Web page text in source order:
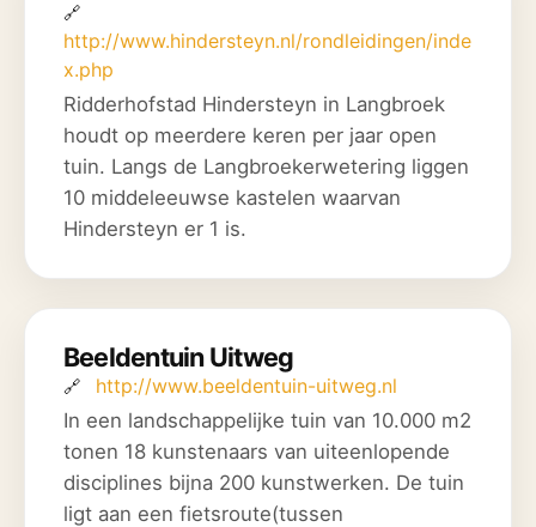
http://www.hindersteyn.nl/rondleidingen/inde
x.php
Ridderhofstad Hindersteyn in Langbroek
houdt op meerdere keren per jaar open
tuin. Langs de Langbroekerwetering liggen
10 middeleeuwse kastelen waarvan
Hindersteyn er 1 is.
Beeldentuin Uitweg
http://www.beeldentuin-uitweg.nl
In een landschappelijke tuin van 10.000 m2
tonen 18 kunstenaars van uiteenlopende
disciplines bijna 200 kunstwerken. De tuin
ligt aan een fietsroute(tussen